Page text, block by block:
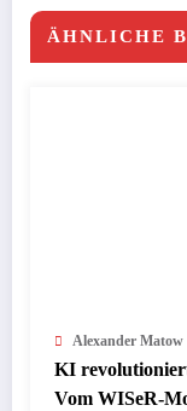
ÄHNLICHE
Alexander Matow
KI
Vom WISeR-